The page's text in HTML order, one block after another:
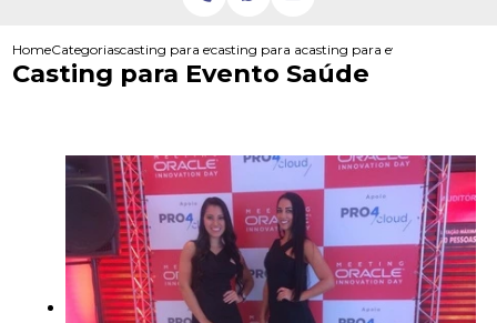
HomeCategoriascasting para eventoscasting para acoes promocionais
casting para evento saude
Casting para Evento Saúde